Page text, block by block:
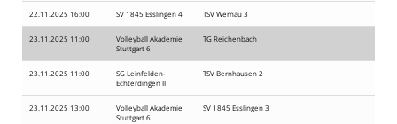
22.11.2025 16:00 SV 1845 Esslingen 4 TSV Wernau 3
23.11.2025 11:00
Volleyball Akademie
Stuttgart 6
TG Reichenbach
23.11.2025 11:00
SG Leinfelden-
Echterdingen II
TSV Bernhausen 2
23.11.2025 13:00
Volleyball Akademie
Stuttgart 6
SV 1845 Esslingen 3